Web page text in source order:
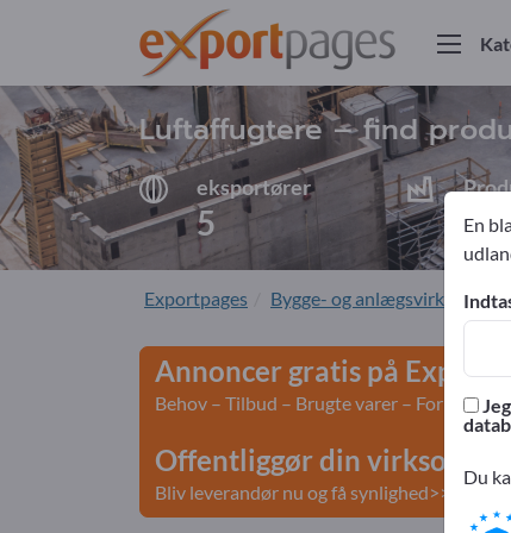
Luftaffugtere – find
eksportører
5 4
Exportpages Bygge- og anlægsvirksomhed
Annoncer gratis på
Behov – Tilbud – Brugte varer –
Offentliggør din
Bliv leverandør nu og få synlighed>>
En
Du